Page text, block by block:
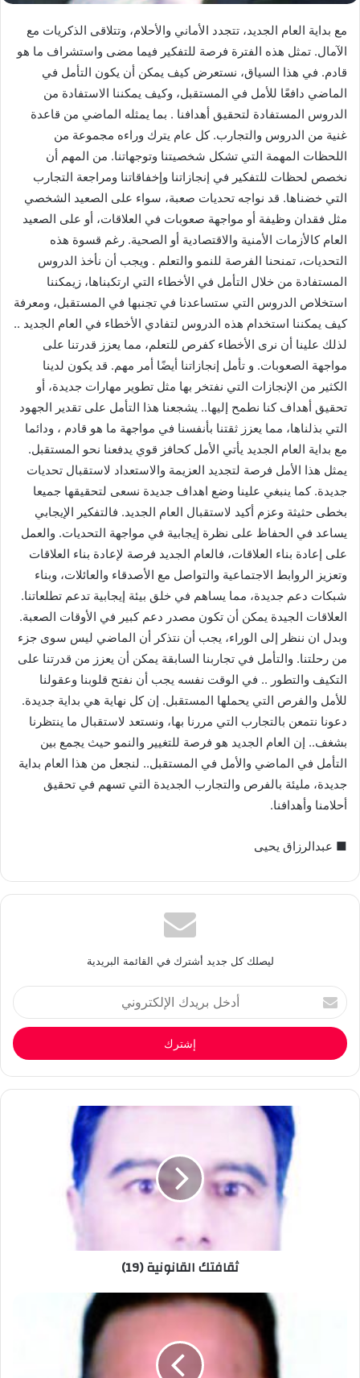
مع بداية العام الجديد، تتجدد الأماني والأحلام، وتتلاقى الذكريات مع
الآمال. تمثل هذه الفترة فرصة للتفكير فيما مضى واستشراف ما هو
قادم. في هذا السياق، نستعرض كيف يمكن أن يكون التأمل في
الماضي دافعًا للأمل في المستقبل، وكيف يمكننا الاستفادة من
الدروس المستفادة لتحقيق أهدافنا . بما يمثله الماضي من قاعدة
غنية من الدروس والتجارب. كل عام يترك وراءه مجموعة من
اللحظات المهمة التي تشكل شخصيتنا وتوجهاتنا. من المهم أن
نخصص لحظات للتفكير في إنجازاتنا وإخفاقاتنا ومراجعة التجارب
التي خضناها. قد نواجه تحديات صعبة، سواء على الصعيد الشخصي
مثل فقدان وظيفة أو مواجهة صعوبات في العلاقات، أو على الصعيد
العام كالأزمات الأمنية والاقتصادية أو الصحية. رغم قسوة هذه
التحديات، تمنحنا الفرصة للنمو والتعلم . ويجب أن نأخذ الدروس
المستفادة من خلال التأمل في الأخطاء التي ارتكبناها، زيمكننا
استخلاص الدروس التي ستساعدنا في تجنبها في المستقبل، ومعرفة
كيف يمكننا استخدام هذه الدروس لتفادي الأخطاء في العام الجديد ..
لذلك علينا أن نرى الأخطاء كفرص للتعلم، مما يعزز قدرتنا على
مواجهة الصعوبات. و تأمل إنجازاتنا أيضًا أمر مهم. قد يكون لدينا
الكثير من الإنجازات التي نفتخر بها مثل تطوير مهارات جديدة، أو
تحقيق أهداف كنا نطمح إليها.. يشجعنا هذا التأمل على تقدير الجهود
التي بذلناها، مما يعزز ثقتنا بأنفسنا في مواجهة ما هو قادم ، ودائما
مع بداية العام الجديد يأتي الأمل كحافز قوي يدفعنا نحو المستقبل.
يمثل هذا الأمل فرصة لتجديد العزيمة والاستعداد لاستقبال تحديات
جديدة. كما ينبغي علينا وضع اهداف جديدة نسعى لتحقيقها جميعا
بخطى حثيثة وعزم أكيد لاستقبال العام الجديد. فالتفكير الإيجابي
يساعد في الحفاظ على نظرة إيجابية في مواجهة التحديات. والعمل
على إعادة بناء العلاقات، فالعام الجديد فرصة لإعادة بناء العلاقات
وتعزيز الروابط الاجتماعية والتواصل مع الأصدقاء والعائلات، وبناء
شبكات دعم جديدة، مما يساهم في خلق بيئة إيجابية تدعم تطلعاتنا.
العلاقات الجيدة يمكن أن تكون مصدر دعم كبير في الأوقات الصعبة.
وبدل ان ننظر إلى الوراء، يجب أن نتذكر أن الماضي ليس سوى جزء
من رحلتنا. والتأمل في تجاربنا السابقة يمكن أن يعزز من قدرتنا على
التكيف والتطور .. في الوقت نفسه يجب أن نفتح قلوبنا وعقولنا
للأمل والفرص التي يحملها المستقبل. إن كل نهاية هي بداية جديدة.
دعونا نتمعن بالتجارب التي مررنا بها، ونستعد لاستقبال ما ينتظرنا
بشغف.. إن العام الجديد هو فرصة للتغيير والنمو حيث يجمع بين
التأمل في الماضي والأمل في المستقبل.. لنجعل من هذا العام بداية
جديدة، مليئة بالفرص والتجارب الجديدة التي تسهم في تحقيق
أحلامنا وأهدافنا.
■ عبدالرزاق يحيى
ليصلك كل جديد أشترك في القائمة البريدية
أدخل
بريدك
الإلكتروني
ثقافتك القانونية (19)